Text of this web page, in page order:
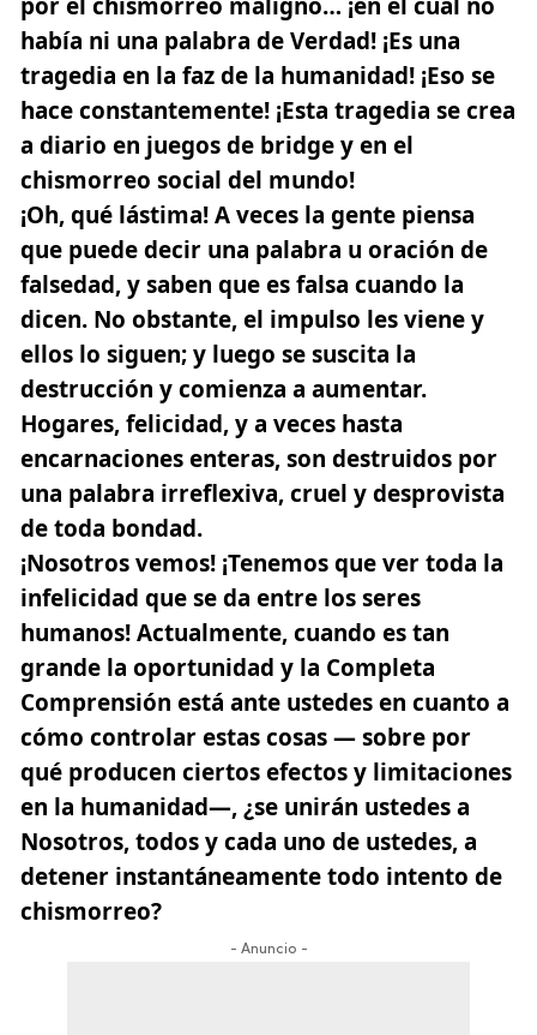
había ni una palabra de Verdad! ¡Es una
tragedia en la faz de la humanidad! ¡Eso se
hace constantemente! ¡Esta tragedia se crea
a diario en juegos de bridge y en el
chismorreo social del mundo!
¡Oh, qué lástima! A veces la gente piensa
que puede decir una palabra u oración de
falsedad, y saben que es falsa cuando la
dicen. No obstante, el impulso les viene y
ellos lo siguen; y luego se suscita la
destrucción y comienza a aumentar.
Hogares, felicidad, y a veces hasta
encarnaciones enteras, son destruidos por
una palabra irreflexiva, cruel y desprovista
de toda bondad.
¡Nosotros vemos! ¡Tenemos que ver toda la
infelicidad que se da entre los seres
humanos! Actualmente, cuando es tan
grande la oportunidad y la Completa
Comprensión está ante ustedes en cuanto a
cómo controlar estas cosas — sobre por
qué producen ciertos efectos y limitaciones
en la humanidad—, ¿se unirán ustedes a
Nosotros, todos y cada uno de ustedes, a
detener instantáneamente todo intento de
chismorreo?
- Anuncio -